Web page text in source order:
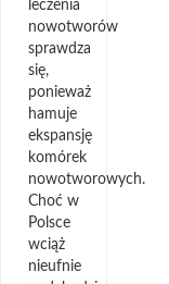
leczenia
nowotworów
sprawdza
się,
ponieważ
hamuje
ekspansję
komórek
nowotworowych.
Choć w
Polsce
wciąż
nieufnie